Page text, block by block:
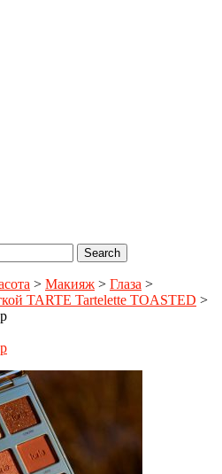
> Макияж > Глаза >
TARTE Tartelette TOASTED >